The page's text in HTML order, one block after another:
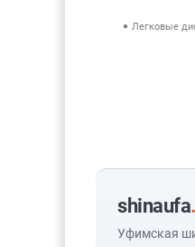
Легковые
shinaufa
Уфимская